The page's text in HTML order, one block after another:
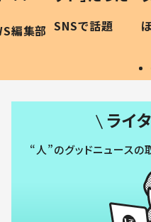
編集部
作り続ける理
#令和の子
SNSで話題
ライ
“人”のグッドニュースの